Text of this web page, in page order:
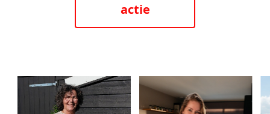
actie